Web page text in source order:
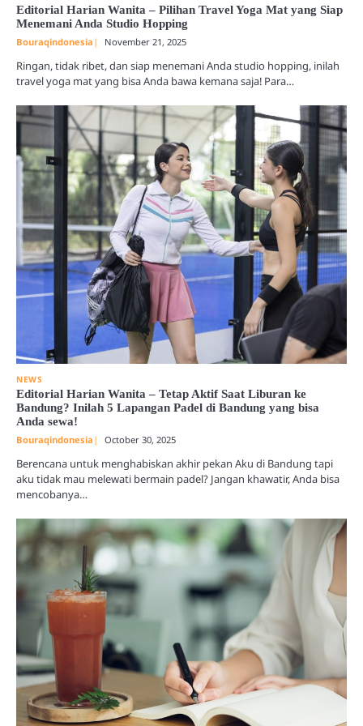
Editorial Harian Wanita – Pilihan Travel Yoga Mat yang Siap
Menemani Anda Studio Hopping
Bouraqindonesia November 21, 2025
Ringan, tidak ribet, dan siap menemani Anda studio hopping, inilah
travel yoga mat yang bisa Anda bawa kemana saja! Para…
NEWS
Editorial Harian Wanita – Tetap Aktif Saat Liburan ke
Bandung? Inilah 5 Lapangan Padel di Bandung yang bisa
Anda sewa!
Bouraqindonesia October 30, 2025
Berencana untuk menghabiskan akhir pekan Aku di Bandung tapi
aku tidak mau melewati bermain padel? Jangan khawatir, Anda bisa
mencobanya…